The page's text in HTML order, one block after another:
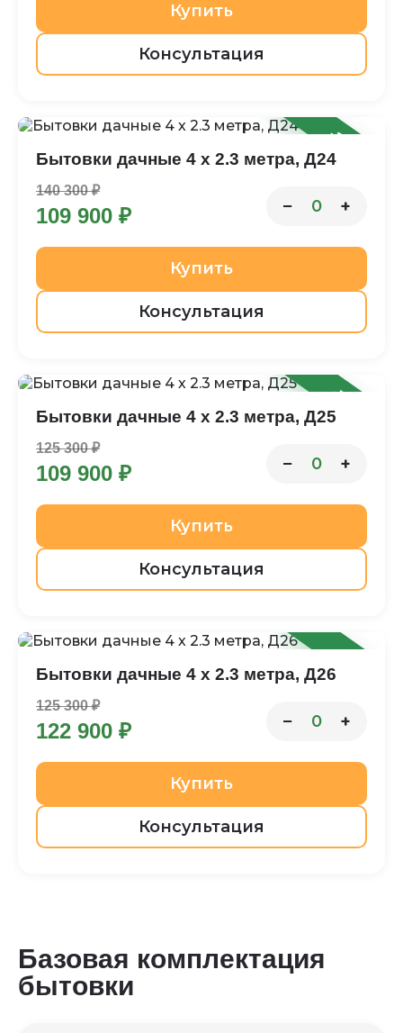
Купить
Консультация
-22%
Бытовки дачные 4 х 2.3 метра, Д24
140 300 ₽
109 900 ₽ − 0 +
Купить
Консультация
-12%
Бытовки дачные 4 х 2.3 метра, Д25
125 300 ₽
109 900 ₽ − 0 +
Купить
Консультация
-2%
Бытовки дачные 4 х 2.3 метра, Д26
125 300 ₽
122 900 ₽ − 0 +
Купить
Консультация
Базовая комплектация
бытовки